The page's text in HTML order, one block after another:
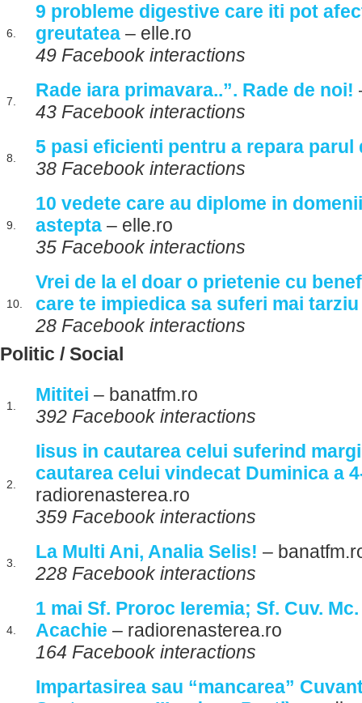
6.
9 probleme digestive care iti pot
greutatea – elle.ro
49 Facebook interactions
7.
Rade iara primavara..”. Rade de noi!
43 Facebook interactions
8.
5 pasi eficienti pentru a repara parul
38 Facebook interactions
9.
10 vedete care au diplome in
astepta – elle.ro
35 Facebook interactions
10.
Vrei de la el doar o prietenie cu
care te impiedica sa suferi mai tarziu
28 Facebook interactions
Politic / Social
1.
Mititei – banatfm.ro
392 Facebook interactions
2.
Iisus in cautarea celui suferind
cautarea celui vindecat Duminica a
radiorenasterea.ro
359 Facebook interactions
3.
La Multi Ani, Analia Selis! –
228 Facebook interactions
4.
1 mai Sf. Proroc Ieremia; Sf. Cuv.
Acachie – radiorenasterea.ro
164 Facebook interactions
Impartasirea sau “mancarea”